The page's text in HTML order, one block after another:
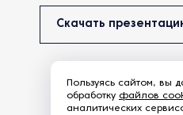
Скачать
Пользуясь сайтом, вы
обработку файлов
аналитических